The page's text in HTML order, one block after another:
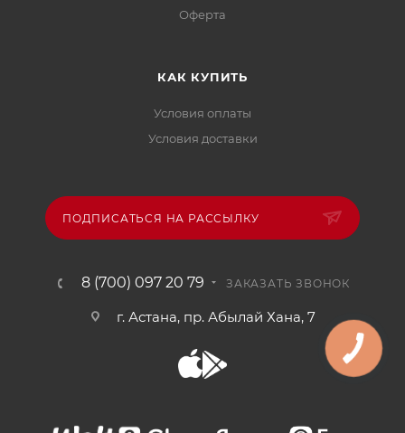
Офертa
КАК КУПИТЬ
Условия оплаты
Условия доставки
ПОДПИСАТЬСЯ НА РАССЫЛКУ
8 (700) 097 20 79 ЗАКАЗАТЬ ЗВОНОК
г. Астана, пр. Абылай Хана, 7